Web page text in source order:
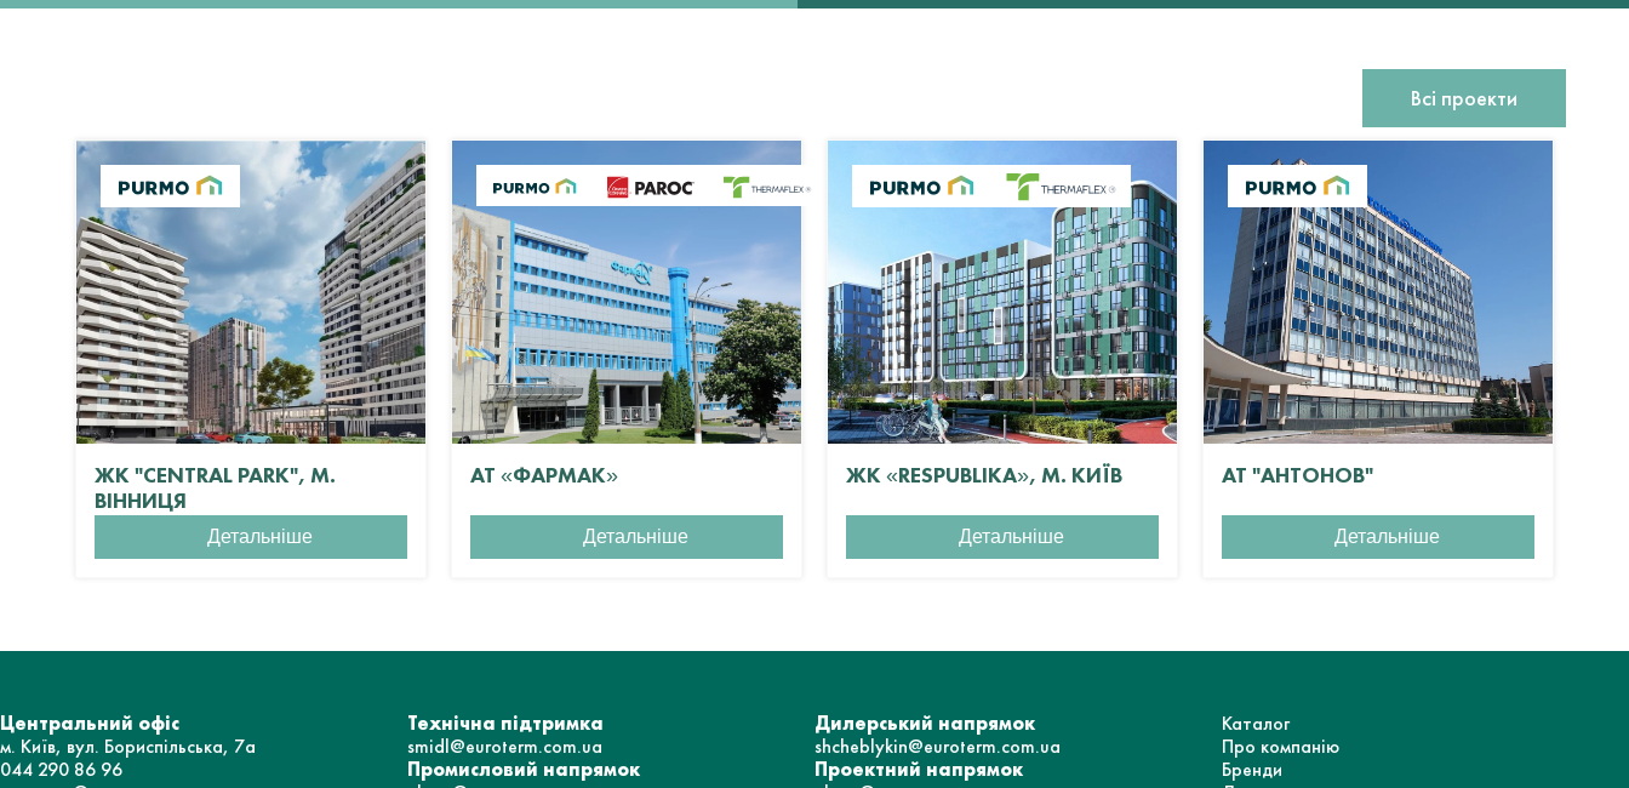
Всі проекти
ЖК "CENTRAL PARK", М.
ВІННИЦЯ
Детальніше
АТ «ФАРМАК»
Детальніше
ЖК «RESPUBLIKA», М. КИЇВ
Детальніше
АТ "АНТОНОВ"
Детальніше
Центральний офіс
м. Київ, вул. Бориспільська, 7а
044 290 86 96
Технічна підтримка
smidl@euroterm.com.ua
Промисловий напрямок
Дилерський напрямок
shcheblykin@euroterm.com.ua
Проектний напрямок
Каталог
Про компанію
Бренди